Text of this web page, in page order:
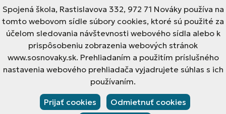
Spojená škola, Rastislavova 332, 972 71 Nováky používa na
tomto webovom sídle súbory cookies, ktoré sú použité za
účelom sledovania návštevnosti webového sídla alebo k
prispôsobeniu zobrazenia webových stránok
www.sosnovaky.sk. Prehliadaním a použitím príslušného
nastavenia webového prehliadača vyjadrujete súhlas s ich
používaním.
Prijať cookies
Odmietnuť cookies